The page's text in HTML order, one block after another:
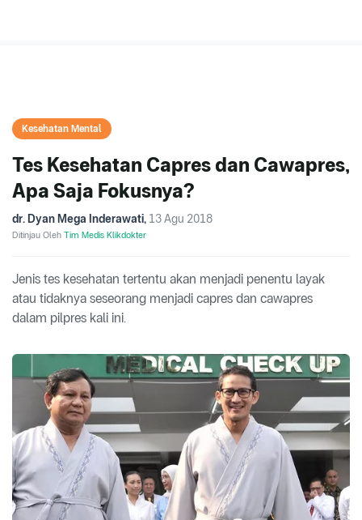
Kesehatan Mental
Tes Kesehatan Capres dan Cawapres,
Apa Saja Fokusnya?
dr. Dyan Mega Inderawati, 13 Agu 2018
Ditinjau Oleh Tim Medis Klikdokter
Jenis tes kesehatan tertentu akan menjadi penentu layak
atau tidaknya seseorang menjadi capres dan cawapres
dalam pilpres kali ini.